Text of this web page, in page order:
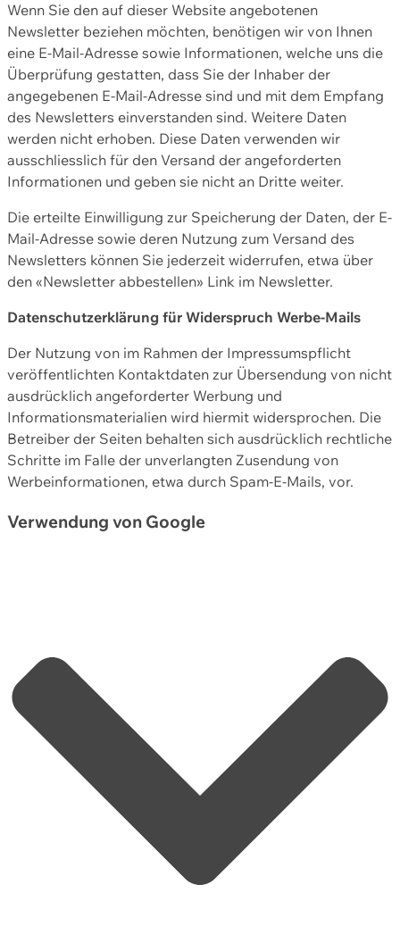
Wenn Sie den auf dieser Website angebotenen
Newsletter beziehen möchten, benötigen wir von Ihnen
eine E-Mail-Adresse sowie Informationen, welche uns die
Überprüfung gestatten, dass Sie der Inhaber der
angegebenen E-Mail-Adresse sind und mit dem Empfang
des Newsletters einverstanden sind. Weitere Daten
werden nicht erhoben. Diese Daten verwenden wir
ausschliesslich für den Versand der angeforderten
Informationen und geben sie nicht an Dritte weiter.
Die erteilte Einwilligung zur Speicherung der Daten, der E-
Mail-Adresse sowie deren Nutzung zum Versand des
Newsletters können Sie jederzeit widerrufen, etwa über
den «Newsletter abbestellen» Link im Newsletter.
Datenschutzerklärung für Widerspruch Werbe-Mails
Der Nutzung von im Rahmen der Impressumspflicht
veröffentlichten Kontaktdaten zur Übersendung von nicht
ausdrücklich angeforderter Werbung und
Informationsmaterialien wird hiermit widersprochen. Die
Betreiber der Seiten behalten sich ausdrücklich rechtliche
Schritte im Falle der unverlangten Zusendung von
Werbeinformationen, etwa durch Spam-E-Mails, vor.
Verwendung von Google